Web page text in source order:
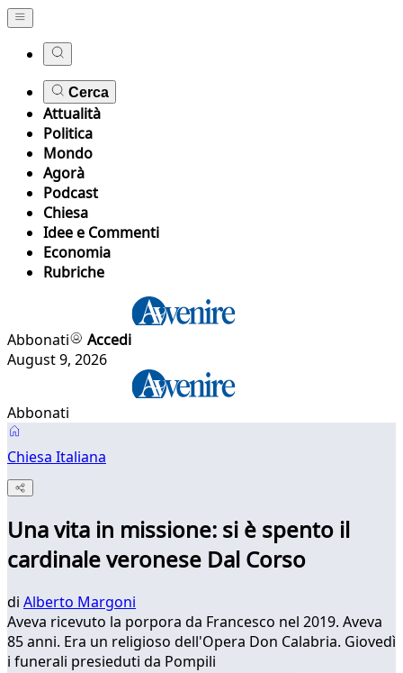
Cerca
Attualità
Politica
Mondo
Agorà
Podcast
Chiesa
Idee e Commenti
Economia
Rubriche
Abbonati
Accedi
August 9, 2026
Abbonati
Chiesa Italiana
Una vita in missione: si è spento il
cardinale veronese Dal Corso
di Alberto Margoni
Aveva ricevuto la porpora da Francesco nel 2019. Aveva
85 anni. Era un religioso dell'Opera Don Calabria. Giovedì
i funerali presieduti da Pompili